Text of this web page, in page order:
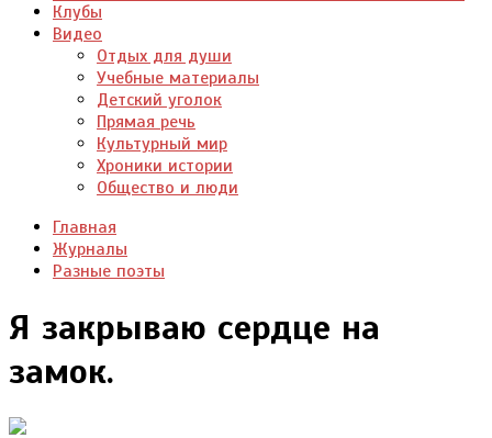
Клубы
Видео
Отдых для души
Учебные материалы
Детский уголок
Прямая речь
Культурный мир
Хроники истории
Общество и люди
Главная
Журналы
Разные поэты
Я закрываю сердце на
замок.